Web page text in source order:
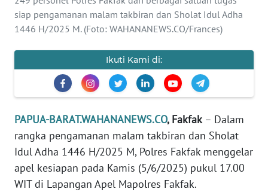
siap pengamanan malam takbiran dan Sholat Idul Adha
1446 H/2025 M. (Foto: WAHANANEWS.CO/Frances)
Ikuti Kami di:
PAPUA-BARAT.WAHANANEWS.CO, Fakfak– Dalam
rangka pengamanan malam takbiran dan Sholat
Idul Adha 1446 H/2025 M, Polres Fakfak menggelar
apel kesiapan pada Kamis (5/6/2025) pukul 17.00
WIT di Lapangan Apel Mapolres Fakfak.
INFO
IKLAN
KAMI
MEDIA
SIBER